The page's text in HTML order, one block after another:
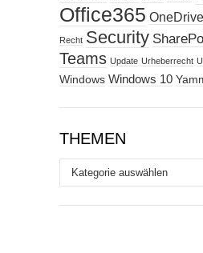
Office365 OneDrive
Recht Security
Teams Update Urheberrecht
Windows Windows 10
THEMEN
Themen